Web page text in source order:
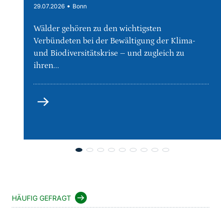
29.07.2026 • Bonn
Wälder gehören zu den wichtigsten
Verbündeten bei der Bewältigung der Klima-
und Biodiversitätskrise – und zugleich zu
ihren...
mehr
HÄUFIG GEFRAGT